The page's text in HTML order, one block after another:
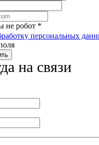
не робот *
персональных
на связи